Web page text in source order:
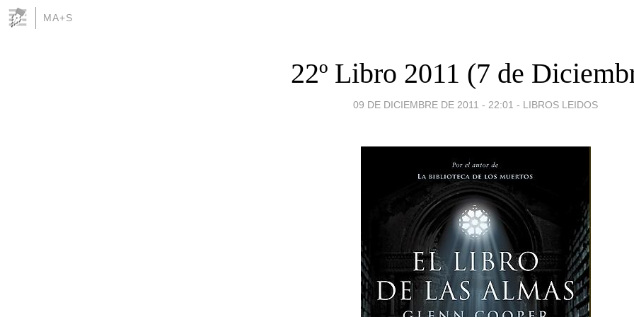
MA+S
22º Libro 2011 (7 de
09 DE DICIEMBRE DE 2011 - 22:01 - LIBROS LEIDOS